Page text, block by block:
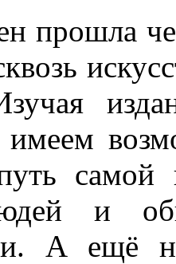
прошла
самой
и
А ещё